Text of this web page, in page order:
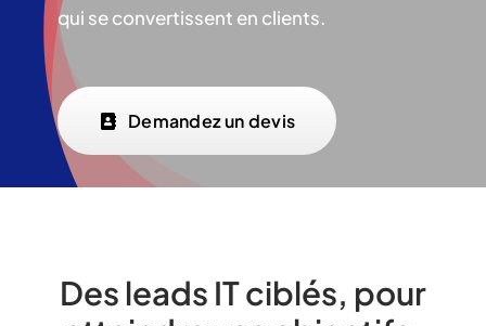
qui se convertissent en clients.
Demandez un devis
Des leads IT ciblés, pour